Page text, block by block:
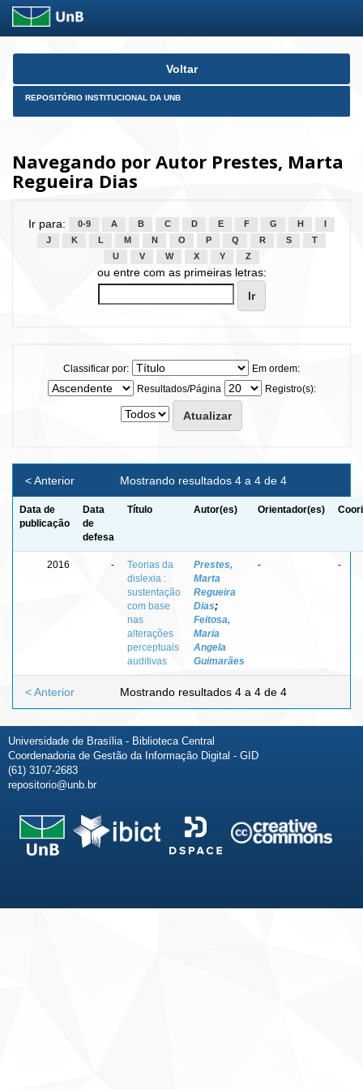
Skip
Voltar
REPOSITÓRIO INSTITUCIONAL DA UNB
Navegando por Autor Prestes, Marta
Regueira Dias
Ir para: 0-9 A B C D E F G H
J
K L M N O P Q R S
T
U
V W X Y Z
ou entre com as primeiras letras:
Classificar por:
Em ordem:
Resultados/Página
Registro(s):
Mostrando resultados 4 a 4 de 4
< Anterior
Data de
publicação
Data
de
defesa
Título Autor(es) Orientador(es)
2016 -
Teorias da
dislexia :
sustentação
com base
nas
alterações
perceptuais
auditivas
Prestes,
Marta
Regueira
Dias;
Feitosa,
Maria
Angela
Guimarães
- -
Mostrando resultados 4 a 4 de 4
< Anterior
Universidade de Brasília - Biblioteca Central
Coordenadoria de Gestão da Informação Digital - GID
(61) 3107-2683
repositorio@unb.br